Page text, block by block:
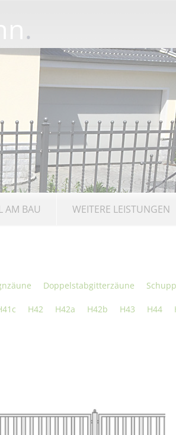
.
AM BAU WEITERE LEISTUNGEN
Doppelstabgitterzäune
H42 H42a H42b H43 H44